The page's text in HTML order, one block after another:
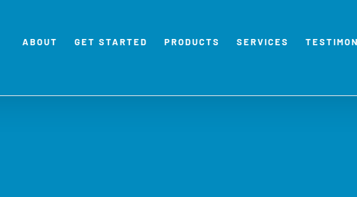
ABOUT GET STARTED PRODUCTS SERVICES